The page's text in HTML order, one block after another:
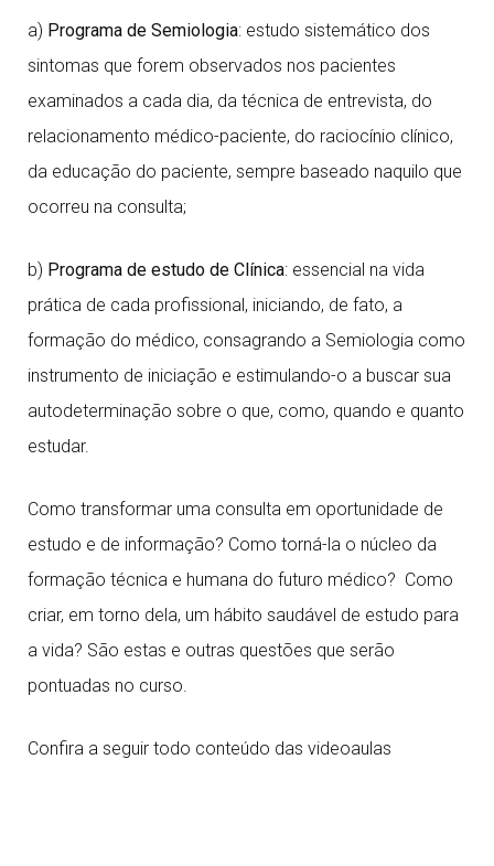
a) Programa de Semiologia: estudo sistemático dos
sintomas que forem observados nos pacientes
examinados a cada dia, da técnica de entrevista, do
relacionamento médico-paciente, do raciocínio clínico,
da educação do paciente, sempre baseado naquilo que
ocorreu na consulta;
b) Programa de estudo de Clínica: essencial na vida
prática de cada profissional, iniciando, de fato, a
formação do médico, consagrando a Semiologia como
instrumento de iniciação e estimulando-o a buscar sua
autodeterminação sobre o que, como, quando e quanto
estudar.
Como transformar uma consulta em oportunidade de
estudo e de informação? Como torná-la o núcleo da
formação técnica e humana do futuro médico? Como
criar, em torno dela, um hábito saudável de estudo para
a vida? São estas e outras questões que serão
pontuadas no curso.
Confira a seguir todo conteúdo das videoaulas